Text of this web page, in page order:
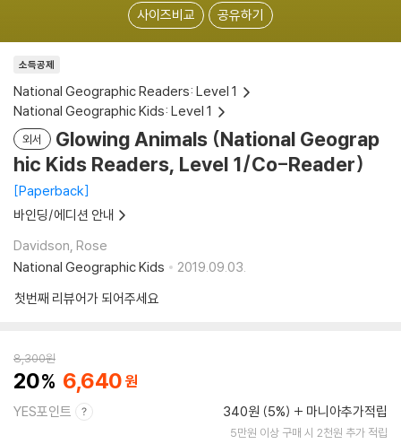
사이즈비교 공유하기
소득공제
National Geographic Readers: Level 1
National Geographic Kids: Level 1
외서
Glowing Animals (National Geograp
hic Kids Readers, Level 1/Co-Reader)
Paperback
바인딩/에디션 안내
Davidson, Rose
National Geographic Kids
2019.09.03.
첫번째 리뷰어가 되어주세요
8,300원
20 6,640
YES포인트 340원 (5%) 마니아추가적립
5만원 이상 구매 시 2천원 추가 적립